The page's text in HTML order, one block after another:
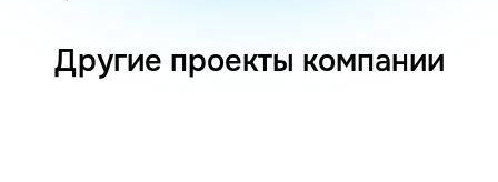
Другие проекты компании